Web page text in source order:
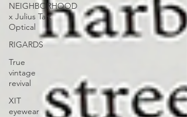
NEIGHBORHOOD
x Julius Tart
Optical
RIGARDS
True
vintage
revival
XIT
eyewear